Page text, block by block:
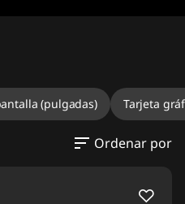
(pulgadas) Tarjeta
Ordenar por